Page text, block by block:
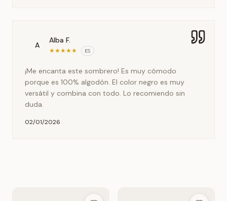
A
Alba F.
★★★★★ ES
¡Me encanta este sombrero! Es muy cómodo
porque es 100% algodón. El color negro es muy
versátil y combina con todo. Lo recomiendo sin
duda.
02/01/2026